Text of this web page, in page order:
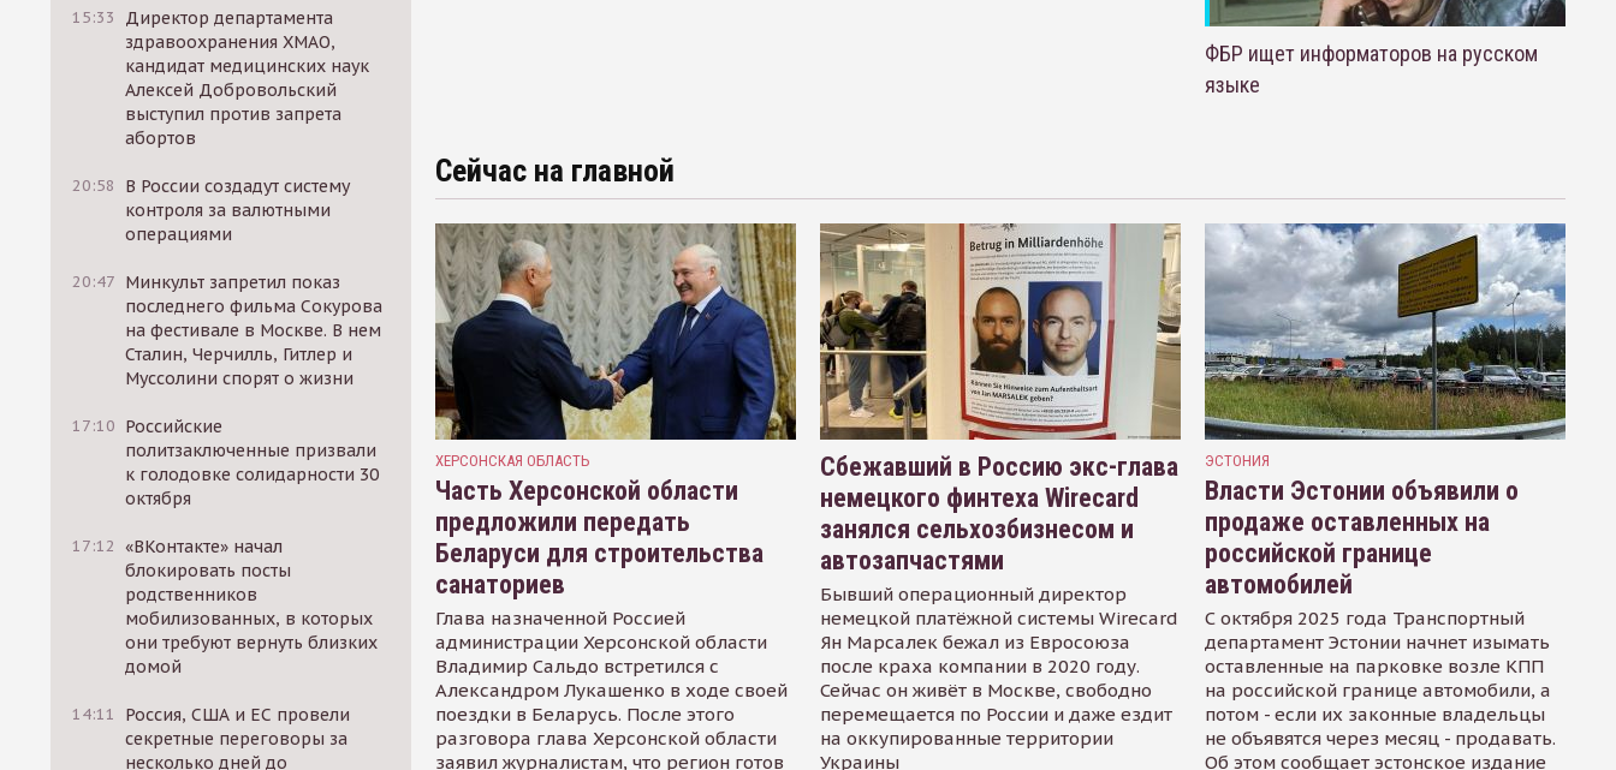
15:33
Директор департамента
здравоохранения ХМАО,
кандидат медицинских наук
Алексей Добровольский
выступил против запрета
абортов
20:58
В России создадут систему
контроля за валютными
операциями
20:47 Минкульт запретил показ
последнего фильма Сокурова
на фестивале в Москве. В нем
Сталин, Черчилль, Гитлер и
Муссолини спорят о жизни
17:10 Российские
политзаключенные призвали
к голодовке солидарности 30
октября
17:12 «ВКонтакте» начал
блокировать посты
родственников
мобилизованных, в которых
они требуют вернуть близких
домой
14:11
Россия, США и ЕС провели
секретные переговоры за
несколько дней до
ФБР ищет информаторов на русском
языке
Сейчас на главной
ХЕРСОНСКАЯ ОБЛАСТЬ
Часть Херсонской области
предложили передать
Беларуси для строительства
санаториев
Глава назначенной Россией
администрации Херсонской области
Владимир Сальдо встретился с
Александром Лукашенко в ходе своей
поездки в Беларусь. После этого
разговора глава Херсонской области
заявил журналистам, что регион готов
Сбежавший в Россию экс-глава
немецкого финтеха Wirecard
занялся сельхозбизнесом и
автозапчастями
Бывший операционный директор
немецкой платёжной системы Wirecard
Ян Марсалек бежал из Евросоюза
после краха компании в 2020 году.
Сейчас он живёт в Москве, свободно
перемещается по России и даже ездит
на оккупированные территории
Украины
ЭСТОНИЯ
Власти Эстонии объявили о
продаже оставленных на
российской границе
автомобилей
С октября 2025 года Транспортный
департамент Эстонии начнет изымать
оставленные на парковке возле КПП
на российской границе автомобили, а
потом - если их законные владельцы
не объявятся через месяц - продавать.
Об этом сообщает эстонское издание